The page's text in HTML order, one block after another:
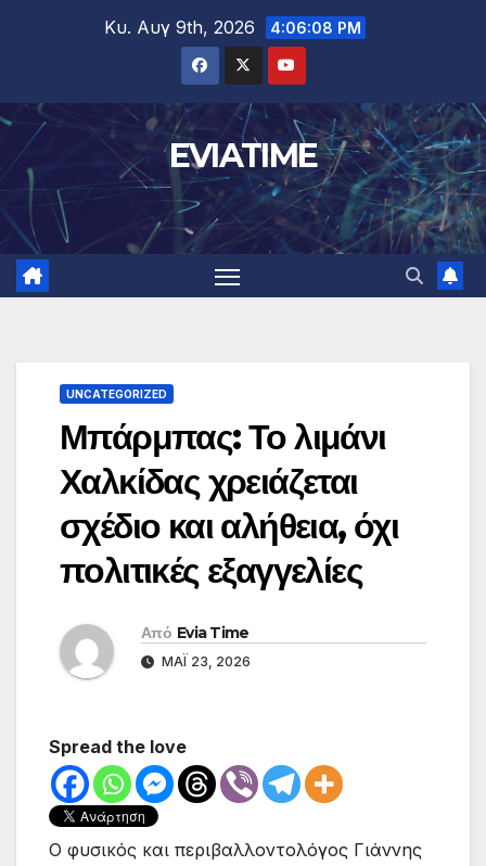
Κυ. Αυγ 9th, 2026 4:06:08 PM
EVIATIME
UNCATEGORIZED
Μπάρμπας: Το λιμάνι
Χαλκίδας χρειάζεται
σχέδιο και αλήθεια, όχι
πολιτικές εξαγγελίες
Από Evia Time
ΜΆΙ 23, 2026
Spread the love
Ο φυσικός και περιβαλλοντολόγος Γιάννης